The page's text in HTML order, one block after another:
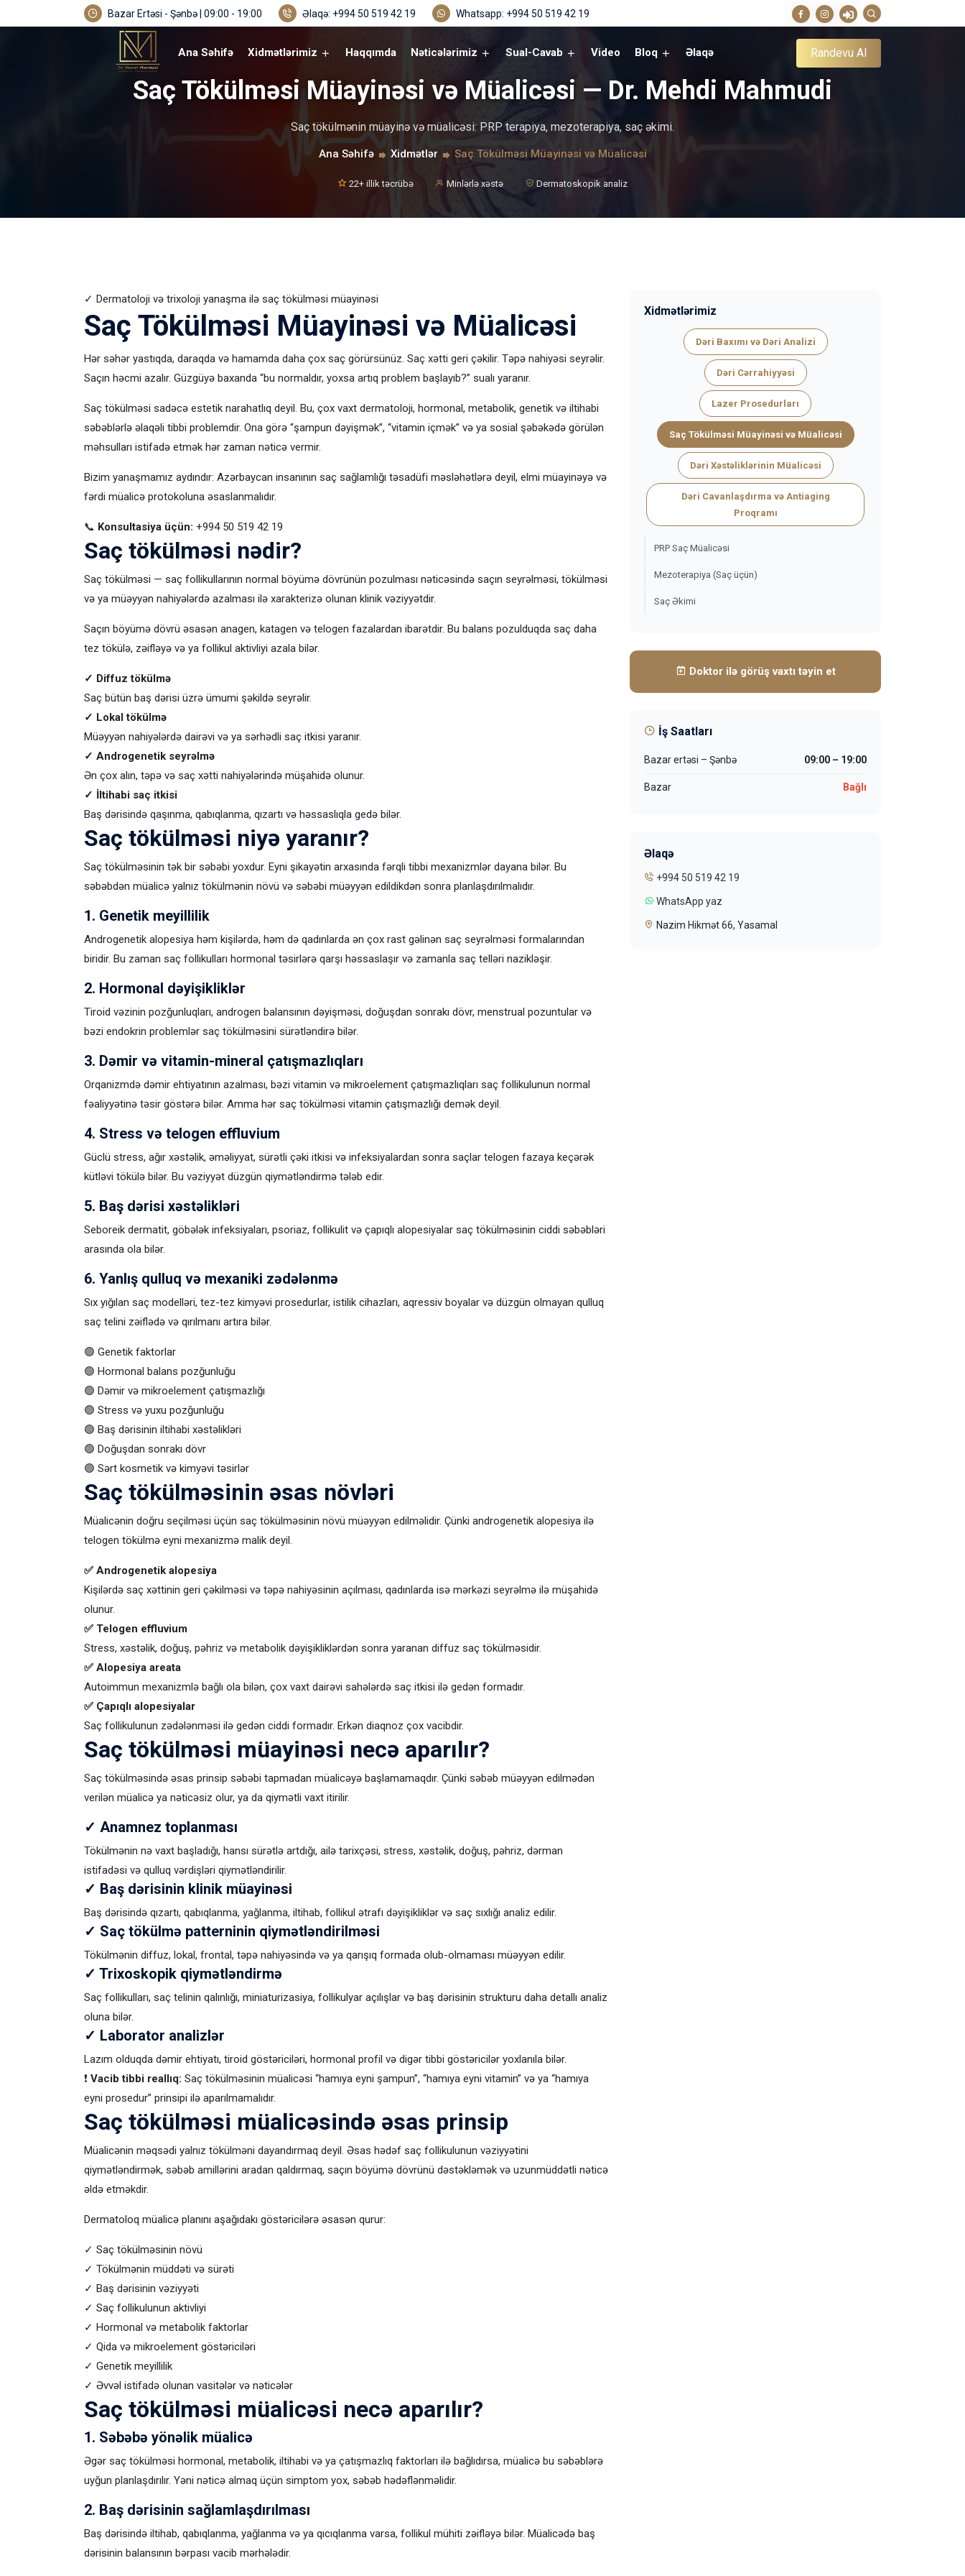
Bazar Ertəsi - Şənbə | 09:00 - 19:00 Əlaqə: +994 50 519 42 19 Whatsapp: +994 50 519 42 19
Ana Səhifə Xidmətlərimiz Haqqımda Nəticələrimiz Sual-Cavab Video Bloq Əlaqə Randevu Al
Saç Tökülməsi Müayinəsi və Müalicəsi — Dr. Mehdi Mahmudi
Saç tökülmənin müayinə və müalicəsi: PRP terapiya, mezoterapiya, saç əkimi.
Ana Səhifə Xidmətlər Saç Tökülməsi Müayinəsi və Müalicəsi
22+ illik təcrübə Minlərlə xəstə Dermatoskopik analiz
✓ Dermatoloji və trixoloji yanaşma ilə saç tökülməsi müayinəsi
Saç Tökülməsi Müayinəsi və Müalicəsi
Hər səhər yastıqda, daraqda və hamamda daha çox saç görürsünüz. Saç xətti geri çəkilir. Təpə nahiyəsi seyrəlir.
Saçın həcmi azalır. Güzgüyə baxanda “bu normaldır, yoxsa artıq problem başlayıb?” sualı yaranır.
Saç tökülməsi sadəcə estetik narahatlıq deyil. Bu, çox vaxt dermatoloji, hormonal, metabolik, genetik və iltihabi
səbəblərlə əlaqəli tibbi problemdir. Ona görə “şampun dəyişmək”, “vitamin içmək” və ya sosial şəbəkədə görülən
məhsulları istifadə etmək hər zaman nəticə vermir.
Bizim yanaşmamız aydındır: Azərbaycan insanının saç sağlamlığı təsadüfi məsləhətlərə deyil, elmi müayinəyə və
fərdi müalicə protokoluna əsaslanmalıdır.
📞 Konsultasiya üçün: +994 50 519 42 19
Saç tökülməsi nədir?
Saç tökülməsi — saç follikullarının normal böyümə dövrünün pozulması nəticəsində saçın seyrəlməsi, tökülməsi
və ya müəyyən nahiyələrdə azalması ilə xarakterizə olunan klinik vəziyyətdir.
Saçın böyümə dövrü əsasən anagen, katagen və telogen fazalardan ibarətdir. Bu balans pozulduqda saç daha
tez tökülə, zəifləyə və ya follikul aktivliyi azala bilər.
✓ Diffuz tökülmə
Saç bütün baş dərisi üzrə ümumi şəkildə seyrəlir.
✓ Lokal tökülmə
Müəyyən nahiyələrdə dairəvi və ya sərhədli saç itkisi yaranır.
✓ Androgenetik seyrəlmə
Ən çox alın, təpə və saç xətti nahiyələrində müşahidə olunur.
✓ İltihabi saç itkisi
Baş dərisində qaşınma, qabıqlanma, qızartı və həssaslıqla gedə bilər.
Saç tökülməsi niyə yaranır?
Saç tökülməsinin tək bir səbəbi yoxdur. Eyni şikayətin arxasında fərqli tibbi mexanizmlər dayana bilər. Bu
səbəbdən müalicə yalnız tökülmənin növü və səbəbi müəyyən edildikdən sonra planlaşdırılmalıdır.
1. Genetik meyillilik
Androgenetik alopesiya həm kişilərdə, həm də qadınlarda ən çox rast gəlinən saç seyrəlməsi formalarından
biridir. Bu zaman saç follikulları hormonal təsirlərə qarşı həssaslaşır və zamanla saç telləri nazikləşir.
2. Hormonal dəyişikliklər
Tiroid vəzinin pozğunluqları, androgen balansının dəyişməsi, doğuşdan sonrakı dövr, menstrual pozuntular və
bəzi endokrin problemlər saç tökülməsini sürətləndirə bilər.
3. Dəmir və vitamin-mineral çatışmazlıqları
Orqanizmdə dəmir ehtiyatının azalması, bəzi vitamin və mikroelement çatışmazlıqları saç follikulunun normal
fəaliyyətinə təsir göstərə bilər. Amma hər saç tökülməsi vitamin çatışmazlığı demək deyil.
4. Stress və telogen effluvium
Güclü stress, ağır xəstəlik, əməliyyat, sürətli çəki itkisi və infeksiyalardan sonra saçlar telogen fazaya keçərək
kütləvi tökülə bilər. Bu vəziyyət düzgün qiymətləndirmə tələb edir.
5. Baş dərisi xəstəlikləri
Seboreik dermatit, göbələk infeksiyaları, psoriaz, follikulit və çapıqlı alopesiyalar saç tökülməsinin ciddi səbəbləri
arasında ola bilər.
6. Yanlış qulluq və mexaniki zədələnmə
Sıx yığılan saç modelləri, tez-tez kimyəvi prosedurlar, istilik cihazları, aqressiv boyalar və düzgün olmayan qulluq
saç telini zəiflədə və qırılmanı artıra bilər.
🟢 Genetik faktorlar
🟢 Hormonal balans pozğunluğu
🟢 Dəmir və mikroelement çatışmazlığı
🟢 Stress və yuxu pozğunluğu
🟢 Baş dərisinin iltihabi xəstəlikləri
🟢 Doğuşdan sonrakı dövr
🟢 Sərt kosmetik və kimyəvi təsirlər
Saç tökülməsinin əsas növləri
Müalicənin doğru seçilməsi üçün saç tökülməsinin növü müəyyən edilməlidir. Çünki androgenetik alopesiya ilə
telogen tökülmə eyni mexanizmə malik deyil.
✅ Androgenetik alopesiya
Kişilərdə saç xəttinin geri çəkilməsi və təpə nahiyəsinin açılması, qadınlarda isə mərkəzi seyrəlmə ilə müşahidə
olunur.
✅ Telogen effluvium
Stress, xəstəlik, doğuş, pəhriz və metabolik dəyişikliklərdən sonra yaranan diffuz saç tökülməsidir.
✅ Alopesiya areata
Autoimmun mexanizmlə bağlı ola bilən, çox vaxt dairəvi sahələrdə saç itkisi ilə gedən formadır.
✅ Çapıqlı alopesiyalar
Saç follikulunun zədələnməsi ilə gedən ciddi formadır. Erkən diaqnoz çox vacibdir.
Saç tökülməsi müayinəsi necə aparılır?
Saç tökülməsində əsas prinsip səbəbi tapmadan müalicəyə başlamamaqdır. Çünki səbəb müəyyən edilmədən
verilən müalicə ya nəticəsiz olur, ya da qiymətli vaxt itirilir.
✓ Anamnez toplanması
Tökülmənin nə vaxt başladığı, hansı sürətlə artdığı, ailə tarixçəsi, stress, xəstəlik, doğuş, pəhriz, dərman
istifadəsi və qulluq vərdişləri qiymətləndirilir.
✓ Baş dərisinin klinik müayinəsi
Baş dərisində qızartı, qabıqlanma, yağlanma, iltihab, follikul ətrafı dəyişikliklər və saç sıxlığı analiz edilir.
✓ Saç tökülmə patterninin qiymətləndirilməsi
Tökülmənin diffuz, lokal, frontal, təpə nahiyəsində və ya qarışıq formada olub-olmaması müəyyən edilir.
✓ Trixoskopik qiymətləndirmə
Saç follikulları, saç telinin qalınlığı, miniaturizasiya, follikulyar açılışlar və baş dərisinin strukturu daha detallı analiz
oluna bilər.
✓ Laborator analizlər
Lazım olduqda dəmir ehtiyatı, tiroid göstəriciləri, hormonal profil və digər tibbi göstəricilər yoxlanıla bilər.
❗ Vacib tibbi reallıq: Saç tökülməsinin müalicəsi “hamıya eyni şampun”, “hamıya eyni vitamin” və ya “hamıya
eyni prosedur” prinsipi ilə aparılmamalıdır.
Saç tökülməsi müalicəsində əsas prinsip
Müalicənin məqsədi yalnız tökülməni dayandırmaq deyil. Əsas hədəf saç follikulunun vəziyyətini
qiymətləndirmək, səbəb amillərini aradan qaldırmaq, saçın böyümə dövrünü dəstəkləmək və uzunmüddətli nəticə
əldə etməkdir.
Dermatoloq müalicə planını aşağıdakı göstəricilərə əsasən qurur:
✓ Saç tökülməsinin növü
✓ Tökülmənin müddəti və sürəti
✓ Baş dərisinin vəziyyəti
✓ Saç follikulunun aktivliyi
✓ Hormonal və metabolik faktorlar
✓ Qida və mikroelement göstəriciləri
✓ Genetik meyillilik
✓ Əvvəl istifadə olunan vasitələr və nəticələr
Saç tökülməsi müalicəsi necə aparılır?
1. Səbəbə yönəlik müalicə
Əgər saç tökülməsi hormonal, metabolik, iltihabi və ya çatışmazlıq faktorları ilə bağlıdırsa, müalicə bu səbəblərə
uyğun planlaşdırılır. Yəni nəticə almaq üçün simptom yox, səbəb hədəflənməlidir.
2. Baş dərisinin sağlamlaşdırılması
Baş dərisində iltihab, qabıqlanma, yağlanma və ya qıcıqlanma varsa, follikul mühiti zəifləyə bilər. Müalicədə baş
dərisinin balansının bərpası vacib mərhələdir.
Xidmətlərimiz
Dəri Baxımı və Dəri Analizi
Dəri Cərrahiyyəsi
Lazer Prosedurları
Saç Tökülməsi Müayinəsi və Müalicəsi
Dəri Xəstəliklərinin Müalicəsi
Dəri Cavanlaşdırma və Antiaging
Proqramı
PRP Saç Müalicəsi
Mezoterapiya (Saç üçün)
Saç Əkimi
Doktor ilə görüş vaxtı təyin et
İş Saatları
Bazar ertəsi – Şənbə 09:00 – 19:00
Bazar Bağlı
Əlaqə
+994 50 519 42 19
WhatsApp yaz
Nazim Hikmət 66, Yasamal